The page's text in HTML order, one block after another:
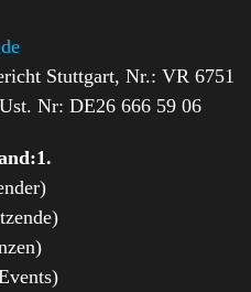
Stuttgart, Nr.: VR 6751
Nr: DE26 666 59 06